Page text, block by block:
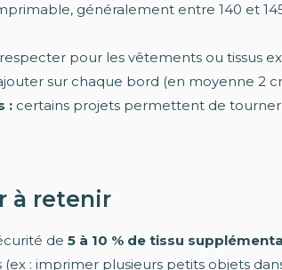
généralement entre 140 et
pour les vêtements ou tissus
sur chaque bord (en moyenne 2
: certains projets permettent de tourner
à retenir
de 5 à 10 % de tissu
: imprimer plusieurs petits objets